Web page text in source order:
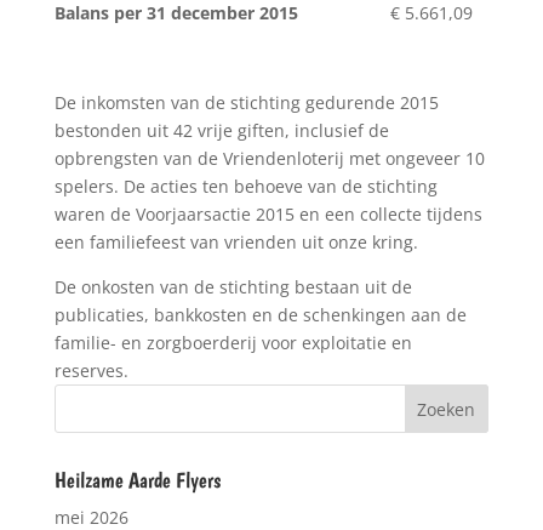
Balans per 31 december 2015€ 5.661,09
De inkomsten van de stichting gedurende 2015
bestonden uit 42 vrije giften, inclusief de
opbrengsten van de Vriendenloterij met ongeveer 10
spelers. De acties ten behoeve van de stichting
waren de Voorjaarsactie 2015 en een collecte tijdens
een familiefeest van vrienden uit onze kring.
De onkosten van de stichting bestaan uit de
publicaties, bankkosten en de schenkingen aan de
familie- en zorgboerderij voor exploitatie en
reserves.
Heilzame Aarde Flyers
mei 2026